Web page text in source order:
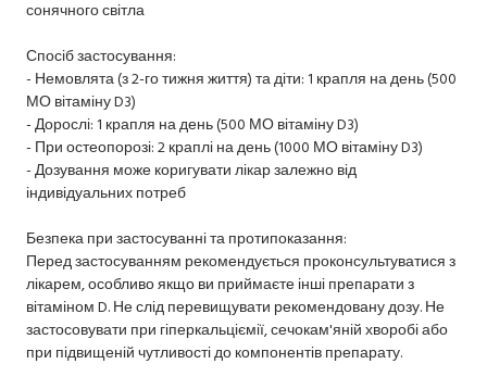
сонячного світла
Спосіб застосування:
- Немовлята (з 2-го тижня життя) та діти: 1 крапля на день (500
МО вітаміну D3)
- Дорослі: 1 крапля на день (500 МО вітаміну D3)
- При остеопорозі: 2 краплі на день (1000 МО вітаміну D3)
- Дозування може коригувати лікар залежно від
індивідуальних потреб
Безпека при застосуванні та протипоказання:
Перед застосуванням рекомендується проконсультуватися з
лікарем, особливо якщо ви приймаєте інші препарати з
вітаміном D. Не слід перевищувати рекомендовану дозу. Не
застосовувати при гіперкальціємії, сечокам'яній хворобі або
при підвищеній чутливості до компонентів препарату.